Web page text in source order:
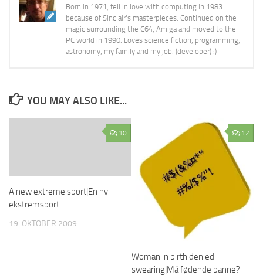
Born in 1971, fell in love with computing in 1983
because of Sinclair's masterpieces. Continued on the
magic surrounding the C64, Amiga and moved to the
PC world in 1990. Loves science fiction, programming,
astronomy, my family and my job. (developer) :)
YOU MAY ALSO LIKE...
10
A new extreme sport|En ny
ekstremsport
19. OKTOBER 2009
12
Woman in birth denied
swearing|Må fødende banne?